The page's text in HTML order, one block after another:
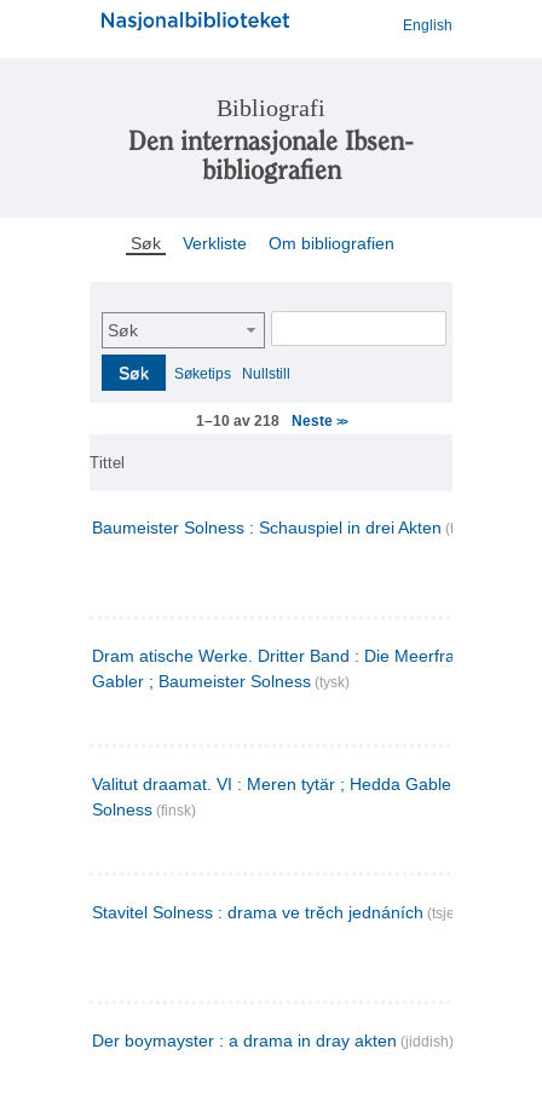
English
Bibliografi
Den internasjonale Ibsen-
bibliografien
Søk Verkliste Om bibliografien
Søk
Søk Søketips Nullstill
1–10 av 218 Neste >>
Tittel
Baumeister Solness : Schauspiel in drei Akten (tysk)
Dram atische Werke. Dritter Band : Die Meerfrau ; Hedda
Gabler ; Baumeister Solness (tysk)
Valitut draamat. VI : Meren tytär ; Hedda Gabler ;
Solness (finsk)
Stavitel Solness : drama ve trěch jednáních (tsjekkisk)
Der boymayster : a drama in dray akten (jiddish)